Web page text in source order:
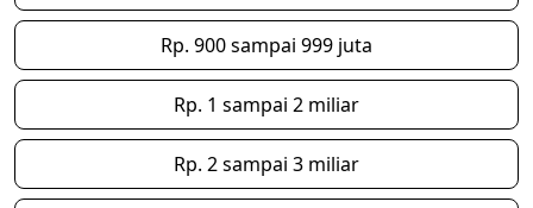
Rp. 900 sampai 999 juta
Rp. 1 sampai 2 miliar
Rp. 2 sampai 3 miliar